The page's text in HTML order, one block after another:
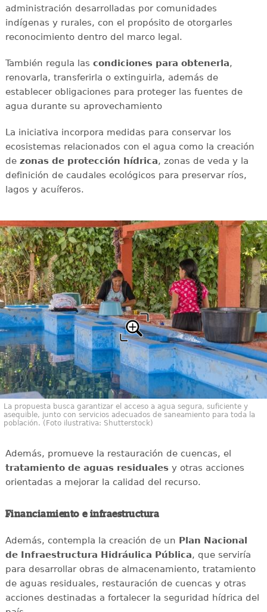
administración desarrolladas por comunidades
indígenas y rurales, con el propósito de otorgarles
reconocimiento dentro del marco legal.
También regula las condiciones para obtenerla,
renovarla, transferirla o extinguirla, además de
establecer obligaciones para proteger las fuentes de
agua durante su aprovechamiento
La iniciativa incorpora medidas para conservar los
ecosistemas relacionados con el agua como la creación
de zonas de protección hídrica, zonas de veda y la
definición de caudales ecológicos para preservar ríos,
lagos y acuíferos.
La propuesta busca garantizar el acceso a agua segura, suficiente y
asequible, junto con servicios adecuados de saneamiento para toda la
población. (Foto ilustrativa: Shutterstock)
Además, promueve la restauración de cuencas, el
tratamiento de aguas residualesy otras acciones
orientadas a mejorar la calidad del recurso.
Financiamiento e infraestructura
Además, contempla la creación de un Plan Nacional
de Infraestructura Hidráulica Pública, que serviría
para desarrollar obras de almacenamiento, tratamiento
de aguas residuales, restauración de cuencas y otras
acciones destinadas a fortalecer la seguridad hídrica del